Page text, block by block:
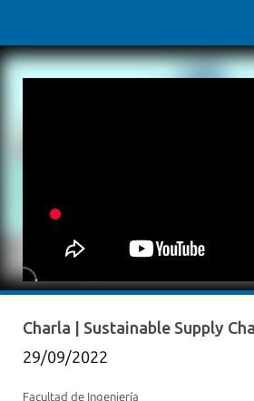
Charla | Sustainable Supply
29/09/2022
Facultad de Ingeniería